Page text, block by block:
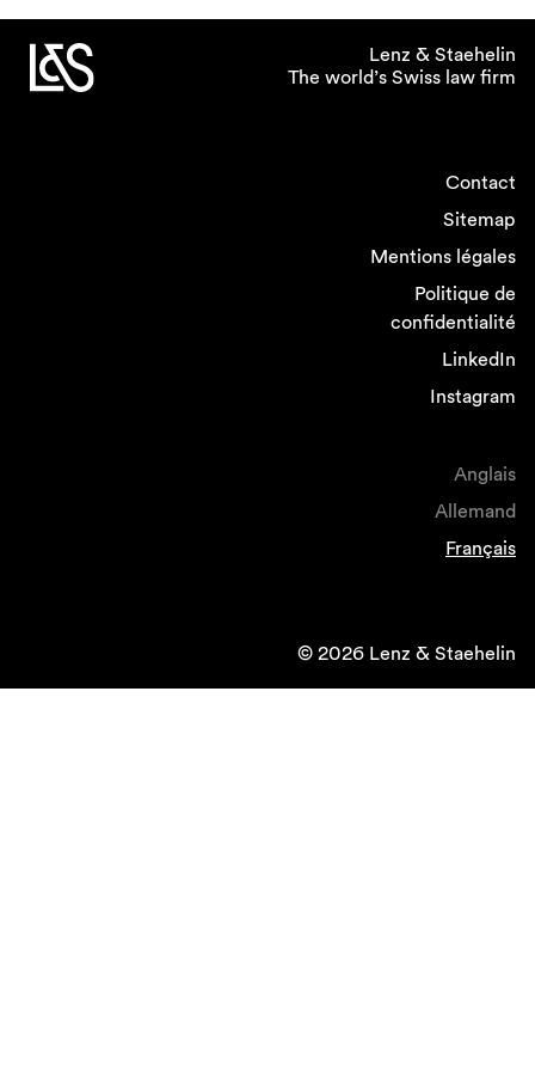
Lenz & Staehelin
The world’s Swiss law firm
Contact
Sitemap
Mentions légales
Politique de
confidentialité
LinkedIn
Instagram
Anglais
Allemand
Français
© 2026 Lenz & Staehelin